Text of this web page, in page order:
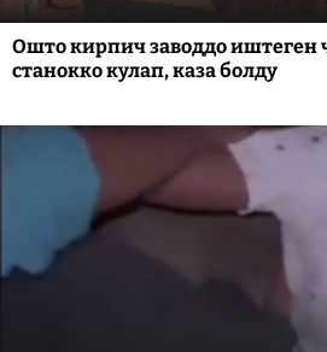
Ошто кирпич заводдо иштеген
станокко кулап, каза болду